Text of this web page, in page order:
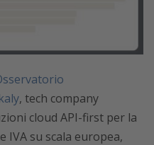
, tech company
cloud API-first per la
IVA su scala europea,